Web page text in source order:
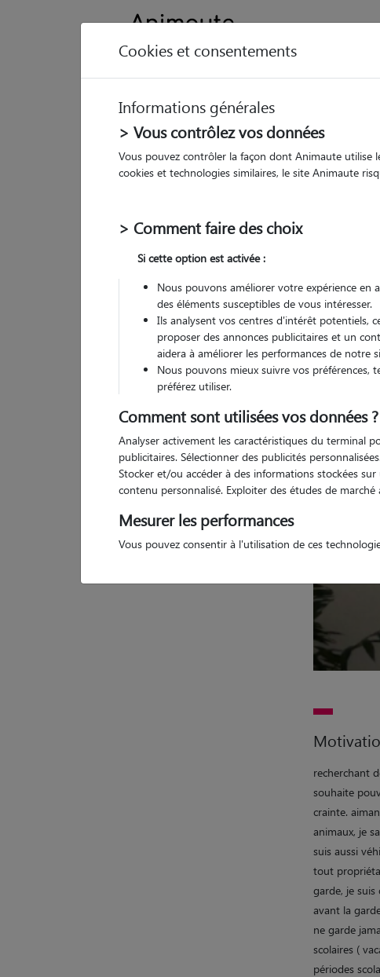
recherchant
souhaite
crainte.
animaux, je
suis aussi
tout
garde, je
avant la
ne garde
scolaires (
périodes
Cookies et consentements
Informations générales
> Vous contrôlez vos données
Vous pouvez contrôler la façon dont Animaute utilise
cookies et technologies similaires, le site Animaute
> Comment faire des choix
Si cette option est activée :
Nous pouvons améliorer votre expérience en
des éléments susceptibles de vous intéresser.
Ils analysent vos centres d'intérêt potentiels,
proposer des annonces publicitaires et un
aidera à améliorer les performances de notre
Nous pouvons mieux suivre vos préférences,
préférez utiliser.
Comment sont utilisées vos données ?
Analyser activement les caractéristiques du terminal
publicitaires. Sélectionner des publicités
Stocker et/ou accéder à des informations stockées
contenu personnalisé. Exploiter des études de
Mesurer les performances
Vous pouvez consentir à l'utilisation de ces